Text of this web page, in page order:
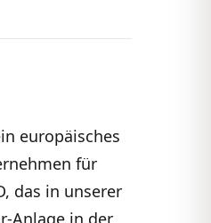
europäisches
für
das in unserer
Anlage in der